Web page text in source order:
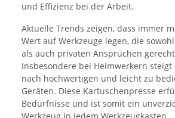
und Effizienz bei der Arbeit.
Aktuelle Trends zeigen, dass immer
Wert auf Werkzeuge legen, die
als auch privaten Ansprüchen
Insbesondere bei Heimwerkern steigt
nach hochwertigen und leicht zu
Geräten. Diese Kartuschenpresse
Bedürfnisse und ist somit ein